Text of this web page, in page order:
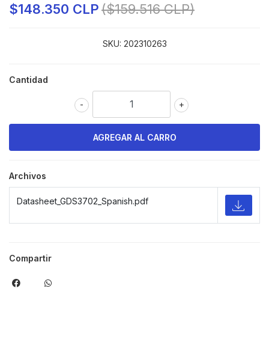
$148.350 CLP($159.516 CLP)
SKU: 202310263
Cantidad
+
-
Archivos
Datasheet_GDS3702_Spanish.pdf
Compartir